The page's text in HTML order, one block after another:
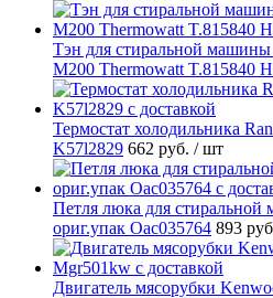
Тэн для стиральной
M200 Thermowatt T.815840
Термостат холодильника
K57l2829 662 руб. / шт
Петля люка для
ориг.упак Oac035764 893
Двигатель мясорубки